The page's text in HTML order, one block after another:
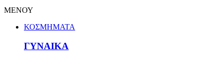
ΜΕΝΟΥ
ΚΟΣΜΗΜΑΤΑ
ΓΥΝΑΙΚΑ